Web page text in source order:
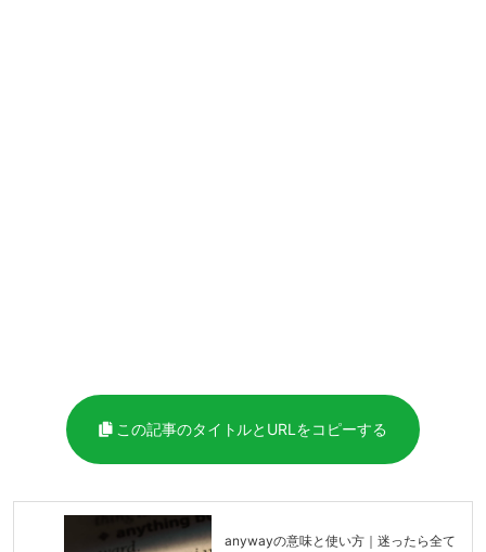
この記事のタイトルとURLをコピーする
anywayの意味と使い方｜迷ったら全て